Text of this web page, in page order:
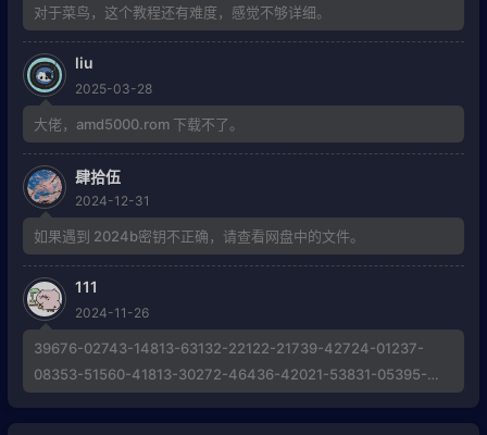
对于菜鸟，这个教程还有难度，感觉不够详细。
liu
2025-03-28
大佬，amd5000.rom 下载不了。
肆拾伍
2024-12-31
如果遇到 2024b密钥不正确，请查看网盘中的文件。
111
2024-11-26
39676-02743-14813-63132-22122-21739-42724-01237-
08353-51560-41813-30272-46436-42021-53831-05395-